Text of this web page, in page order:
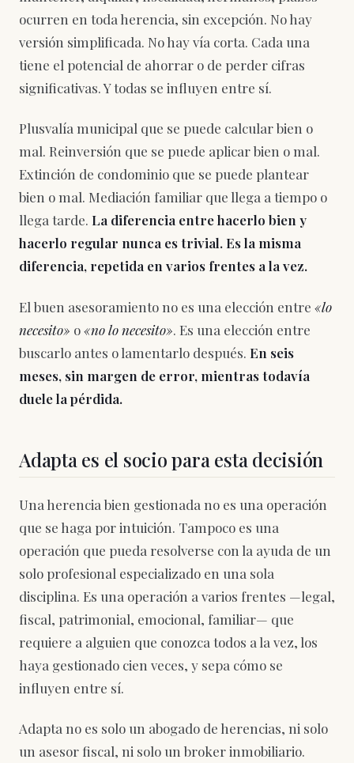
ocurren en toda herencia, sin excepción. No hay
versión simplificada. No hay vía corta. Cada una
tiene el potencial de ahorrar o de perder cifras
significativas. Y todas se influyen entre sí.
Plusvalía municipal que se puede calcular bien o
mal. Reinversión que se puede aplicar bien o mal.
Extinción de condominio que se puede plantear
bien o mal. Mediación familiar que llega a tiempo o
llega tarde. La diferencia entre hacerlo bien y
hacerlo regular nunca es trivial. Es la misma
diferencia, repetida en varios frentes a la vez.
El buen asesoramiento no es una elección entre «lo
necesito» o«no lo necesito». Es una elección entre
buscarlo antes o lamentarlo después. En seis
meses, sin margen de error, mientras todavía
duele la pérdida.
Adapta es el socio para esta decisión
Una herencia bien gestionada no es una operación
que se haga por intuición. Tampoco es una
operación que pueda resolverse con la ayuda de un
solo profesional especializado en una sola
disciplina. Es una operación a varios frentes —legal,
fiscal, patrimonial, emocional, familiar— que
requiere a alguien que conozca todos a la vez, los
haya gestionado cien veces, y sepa cómo se
influyen entre sí.
Adapta no es solo un abogado de herencias, ni solo
un asesor fiscal, ni solo un broker inmobiliario.